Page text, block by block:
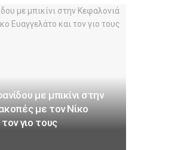
με μπικίνι στην
με τον Νίκο
γιο τους